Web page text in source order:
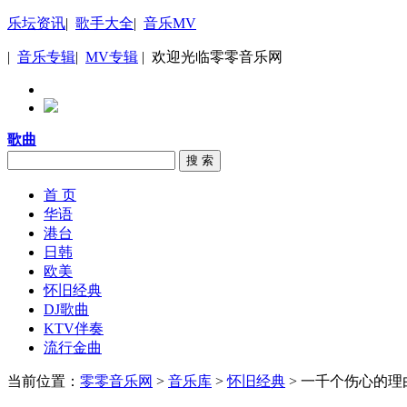
乐坛资讯| 歌手大全| 音乐MV
| 音乐专辑| MV专辑 | 欢迎光临零零音乐网
歌曲
搜 索
首 页
华语
港台
日韩
欧美
怀旧经典
DJ歌曲
KTV伴奏
流行金曲
当前位置： 零零音乐网 > 音乐库 >怀旧经典 > 一千个伤心的理